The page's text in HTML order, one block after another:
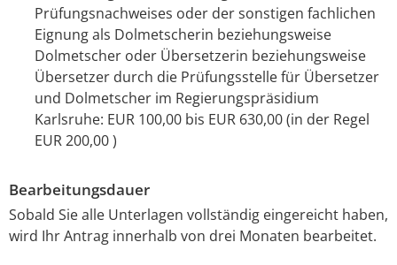
Prüfungsnachweises oder der sonstigen fachlichen
Eignung als Dolmetscherin beziehungsweise
Dolmetscher oder Übersetzerin beziehungsweise
Übersetzer durch die Prüfungsstelle für Übersetzer
und Dolmetscher im Regierungspräsidium
Karlsruhe: EUR 100,00 bis EUR 630,00 (in der Regel
EUR 200,00 )
Bearbeitungsdauer
Sobald Sie alle Unterlagen vollständig eingereicht haben,
wird Ihr Antrag innerhalb von drei Monaten bearbeitet.